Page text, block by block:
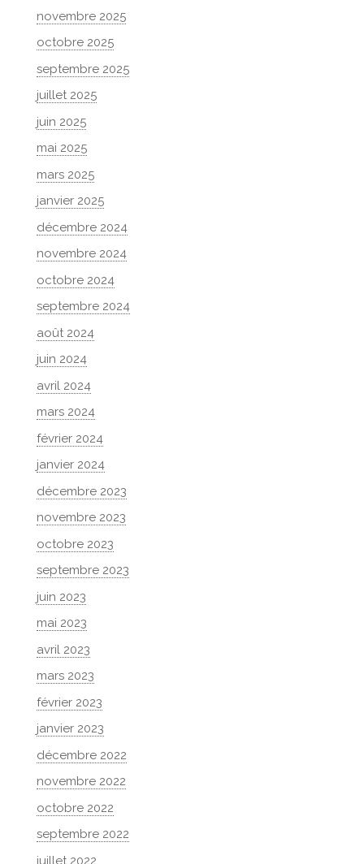
novembre 2025
octobre 2025
septembre 2025
juillet 2025
juin 2025
mai 2025
mars 2025
janvier 2025
décembre 2024
novembre 2024
octobre 2024
septembre 2024
août 2024
juin 2024
avril 2024
mars 2024
février 2024
janvier 2024
décembre 2023
novembre 2023
octobre 2023
septembre 2023
juin 2023
mai 2023
avril 2023
mars 2023
février 2023
janvier 2023
décembre 2022
novembre 2022
octobre 2022
septembre 2022
juillet 2022